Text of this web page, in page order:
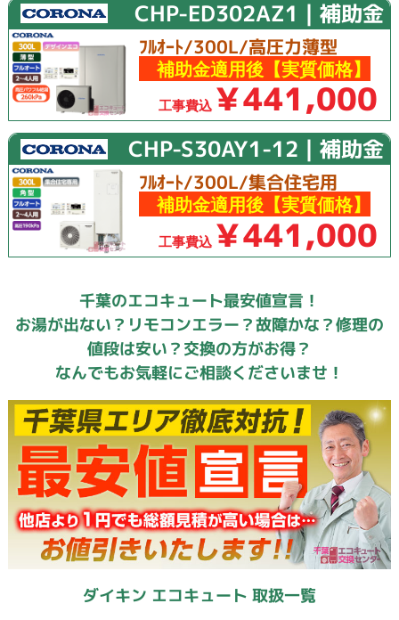
CHP-ED302AZ1｜補助金
ﾌﾙｵｰﾄ/300L/高圧力薄型
補助金適用後【実質価格】
工事費込 ￥441,000
CHP-S30AY1-12｜補助金
ﾌﾙｵｰﾄ/300L/集合住宅用
補助金適用後【実質価格】
工事費込 ￥441,000
千葉のエコキュート最安値宣言！
お湯が出ない？リモコンエラー？故障かな？修理の
値段は安い？交換の方がお得？
なんでもお気軽にご相談くださいませ！
ダイキン エコキュート 取扱一覧